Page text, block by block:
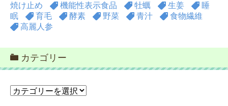
焼け止め
機能性表示食品 牡蠣 生姜
睡
眠
育毛 酵素 野菜 青汁
食物繊維
高麗人参
カテゴリー
カ